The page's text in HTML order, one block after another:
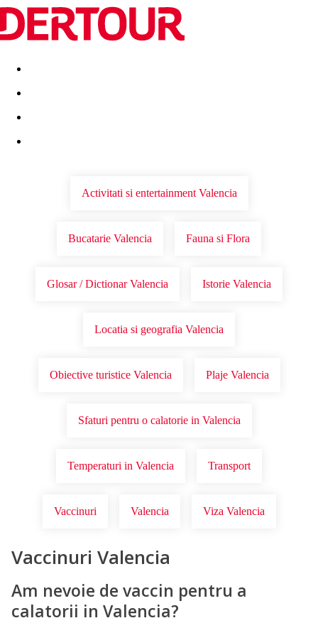
Destinatii Vacanta perfecta OFERTE DE NERATAT
Activitati si entertainment Valencia
Bucatarie Valencia Fauna si Flora
Glosar / Dictionar Valencia Istorie Valencia
Locatia si geografia Valencia
Obiective turistice Valencia Plaje Valencia
Sfaturi pentru o calatorie in Valencia
Temperaturi in Valencia Transport
Vaccinuri Valencia Viza Valencia
Vaccinuri Valencia
Am nevoie de vaccin pentru a
calatorii in Valencia?